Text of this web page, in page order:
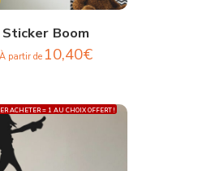
Sticker Boom
À partir de 10,40€
ACHETER = 1 AU CHOIX OFFERT !